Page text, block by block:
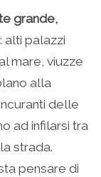
grande,
: alti palazzi
mare, viuzze
alla
delle
ad infilarsi tra
strada.
pensare di